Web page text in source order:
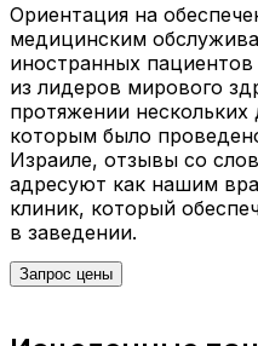
Ориентация на
медицинским
иностранных
из лидеров мирового
протяжении
которым было
Израиле, отзывы со
адресуют как нашим
клиник, который
в заведении.
Запрос цены